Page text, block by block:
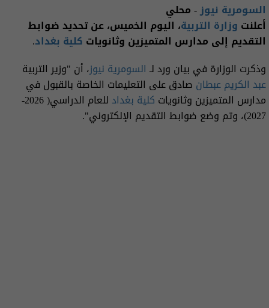
السومرية نيوز- محلي
أعلنت وزارة التربية، اليوم الخميس، عن تحديد ضوابط
التقديم إلى مدارس المتميزين وثانويات كلية بغداد.
وذكرت الوزارة في بيان ورد لـ السومرية نيوز، أن "وزير التربية
عبد الكريم عبطان صادق على التعليمات الخاصة بالقبول في
مدارس المتميزين وثانويات كلية بغداد
للعام الدراسي( 2026-
2027)، وتم وضع ضوابط التقديم الإلكتروني".